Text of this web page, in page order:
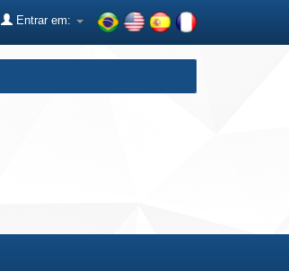
Entrar em: